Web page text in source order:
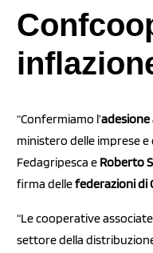
“Confermiamo l’adesione
ministero delle imprese e
Fedagripesca e Roberto
firma dellefederazioni di
“Le cooperative
settore della